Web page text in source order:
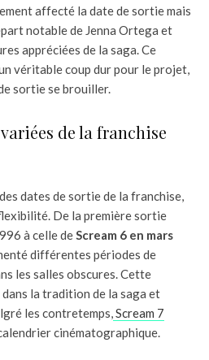
affecté la date de sortie mais
notable de Jenna Ortega et
appréciées de la saga. Ce
véritable coup dur pour le projet,
sortie se brouiller.
de la franchise
dates de sortie de la franchise,
De la première sortie
à celle deScream 6 en mars
différentes périodes de
les salles obscures. Cette
la tradition de la saga et
les contretemps,Scream 7
cinématographique.